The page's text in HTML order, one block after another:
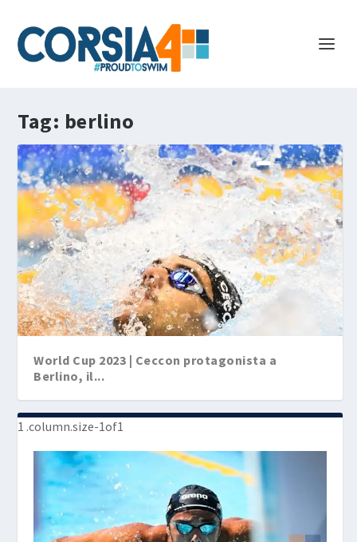
Tag: berlino
World Cup 2023 | Ceccon protagonista a
Berlino, il...